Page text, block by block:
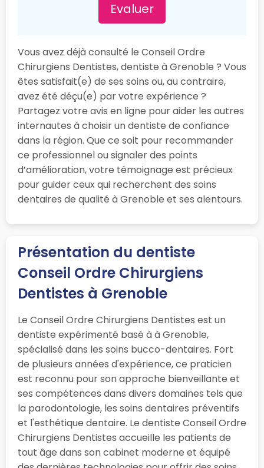
Evaluer
Vous avez déjà consulté le Conseil Ordre
Chirurgiens Dentistes, dentiste à Grenoble ? Vous
êtes satisfait(e) de ses soins ou, au contraire,
avez été déçu(e) par votre expérience ?
Partagez votre avis en ligne pour aider les autres
internautes à choisir un dentiste de confiance
dans la région. Que ce soit pour recommander
ce professionnel ou signaler des points
d’amélioration, votre témoignage est précieux
pour guider ceux qui recherchent des soins
dentaires de qualité à Grenoble et ses alentours.
Présentation du dentiste
Conseil Ordre Chirurgiens
Dentistes à Grenoble
Le Conseil Ordre Chirurgiens Dentistes est un
dentiste expérimenté basé à à Grenoble,
spécialisé dans les soins bucco-dentaires. Fort
de plusieurs années d'expérience, ce praticien
est reconnu pour son approche bienveillante et
ses compétences dans divers domaines tels que
la parodontologie, les soins dentaires préventifs
et l'esthétique dentaire. Le dentiste Conseil Ordre
Chirurgiens Dentistes accueille les patients de
tout âge dans son cabinet moderne et équipé